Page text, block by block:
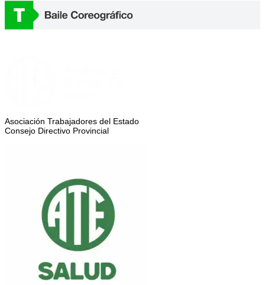
Asociación Trabajadores del Estado
Consejo Directivo Provincial